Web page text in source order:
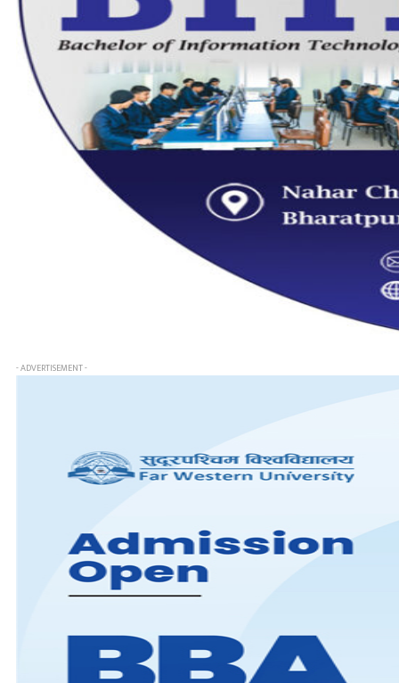
- ADVERTISEMENT -